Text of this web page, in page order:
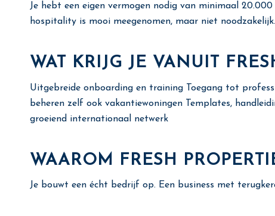
Je hebt een eigen vermogen nodig van minimaal
hospitality is mooi meegenomen, maar niet
WAT KRIJG JE VANUIT
Uitgebreide onboarding en training Toegang tot
beheren zelf ook vakantiewoningen Templates,
groeiend internationaal netwerk
WAAROM FRESH
Je bouwt een écht bedrijf op. Een business met